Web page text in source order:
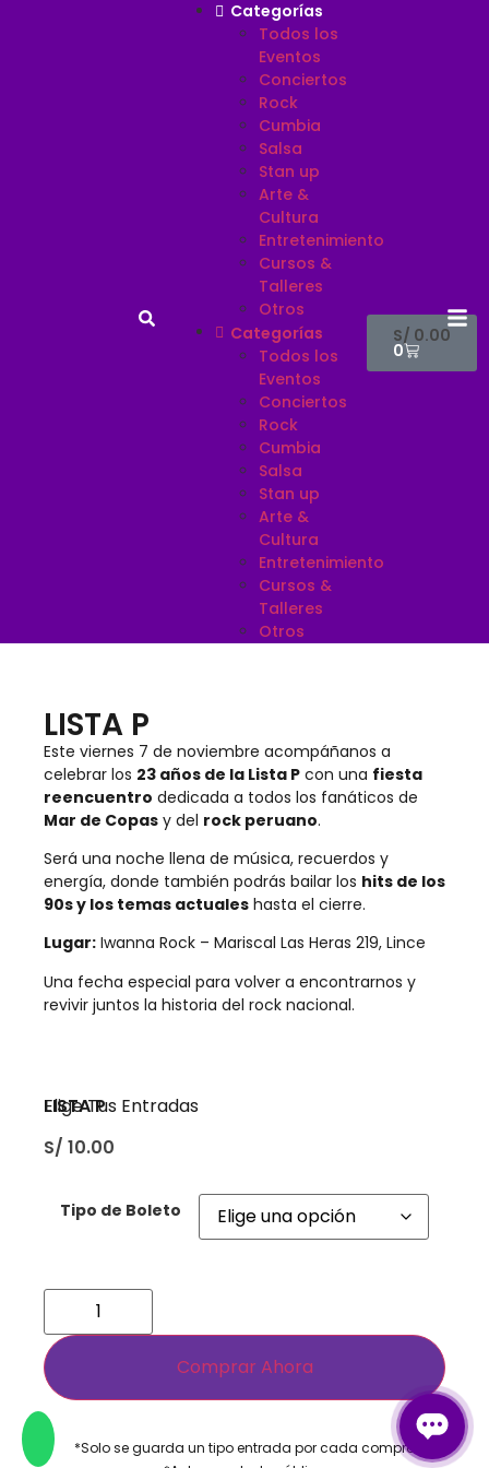
Categorías
Todos los
Eventos
Conciertos
Rock
Cumbia
Salsa
Stan up
Arte &
Cultura
Entretenimiento
Cursos &
Talleres
Otros
Categorías
Todos los
Eventos
Conciertos
Rock
Cumbia
Salsa
Stan up
Arte &
Cultura
Entretenimiento
Cursos &
Talleres
Otros
S/ 0.00
0
LISTA P
Este viernes 7 de noviembre acompáñanos a
celebrar los 23 años de la Lista P con una fiesta
reencuentro dedicada a todos los fanáticos de
Mar de Copas y del rock peruano.
Será una noche llena de música, recuerdos y
energía, donde también podrás bailar los hits de los
90s y los temas actuales hasta el cierre.
Lugar: Iwanna Rock – Mariscal Las Heras 219, Lince
Una fecha especial para volver a encontrarnos y
revivir juntos la historia del rock nacional.
LISTA P
Elige Tus Entradas
S/ 10.00
Tipo de Boleto
Comprar Ahora
*Solo se guarda un tipo entrada por cada compra​